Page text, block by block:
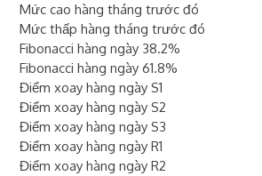
Mức cao hàng tháng trước đó
Mức thấp hàng tháng trước đó
Fibonacci hàng ngày 38.2%
Fibonacci hàng ngày 61.8%
Điểm xoay hàng ngày S1
Điểm xoay hàng ngày S2
Điểm xoay hàng ngày S3
Điểm xoay hàng ngày R1
Điểm xoay hàng ngày R2